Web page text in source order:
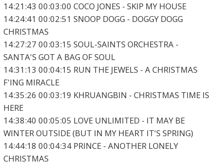
14:21:43 00:03:00 COCO JONES - SKIP MY HOUSE
14:24:41 00:02:51 SNOOP DOGG - DOGGY DOGG
CHRISTMAS
14:27:27 00:03:15 SOUL-SAINTS ORCHESTRA -
SANTA'S GOT A BAG OF SOUL
14:31:13 00:04:15 RUN THE JEWELS - A CHRISTMAS
F'ING MIRACLE
14:35:26 00:03:19 KHRUANGBIN - CHRISTMAS TIME IS
HERE
14:38:40 00:05:05 LOVE UNLIMITED - IT MAY BE
WINTER OUTSIDE (BUT IN MY HEART IT'S SPRING)
14:44:18 00:04:34 PRINCE - ANOTHER LONELY
CHRISTMAS